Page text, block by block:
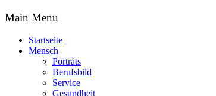
Main Menu
Startseite
Mensch
Porträts
Berufsbild
Service
Gesundheit